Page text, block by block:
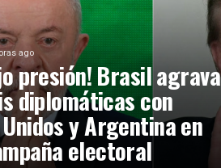
ago
presión! Brasil agrava
diplomáticas con
y Argentina en
electoral